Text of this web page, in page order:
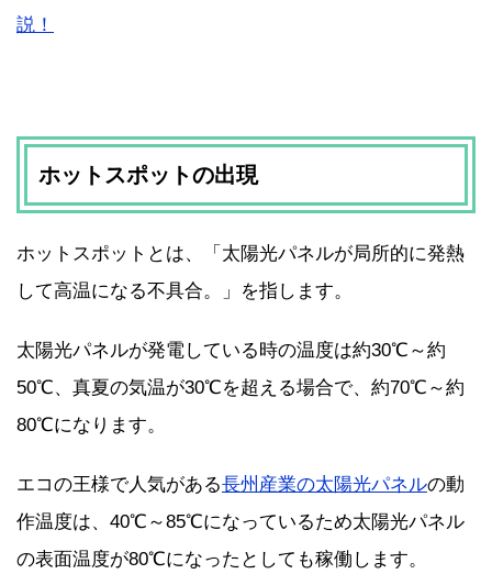
説！
ホットスポットの出現
ホットスポットとは、「太陽光パネルが局所的に発熱
して高温になる不具合。」を指します。
太陽光パネルが発電している時の温度は約30℃～約
50℃、真夏の気温が30℃を超える場合で、約70℃～約
80℃になります。
エコの王様で人気がある長州産業の太陽光パネルの動
作温度は、40℃～85℃になっているため太陽光パネル
の表面温度が80℃になったとしても稼働します。